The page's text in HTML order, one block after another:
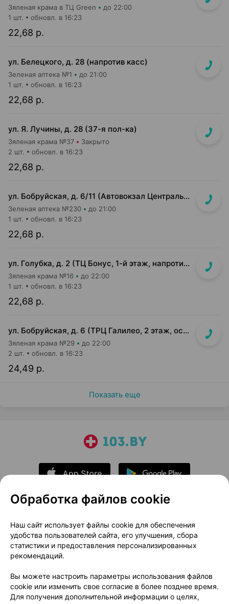
Зяленая крама в ТЦ Green до 22:00
22,68 р.
1 шт. обновл. в 16:23
ул. Белецкого, д. 28 (напротив касс)
Зеленая аптека №1 до 21:00
22,68 р.
1 шт. обновл. в 16:23
ул. Я. Лучины, д. 28 (37-я пол-ка)
Зяленая крама №37 Закрыто
22,68 р.
2 шт. обновл. в 16:23
ул. Бобруйская, д. 6/11 (Автовокзал Центральный)
Зеленая аптека №230 до 21:00
22,68 р.
1 шт. обновл. в 16:23
ул. Голубка, д. 2 (ТЦ Бонус, 1-й этаж, напротив входа в м-н Евроопт)
Зяленая крама №16 до 22:00
22,68 р.
1 шт. обновл. в 16:23
ул. Бобруйская, д. 6 (ТРЦ Галилео, 2 этаж, островок)
Зяленая крама №29 до 22:00
24,49 р.
2 шт. обновл. в 16:23
Показать еще
О проекте
Новости проекта
Размещение рекламы
Медицинский маркетинг
Публичный договор
Доставка
Способы оплаты
Вакансии
Партнеры
Написать руководителю 103.by
Обработка файлов cookie
Наш сайт использует файлы cookie для обеспечения
удобства пользователей сайта, его улучшения, сбора
статистики и предоставления персонализированных
рекомендаций.
Вы можете настроить параметры использования файлов
cookie или изменить свое согласие в более позднее время.
Для получения дополнительной информации о целях,